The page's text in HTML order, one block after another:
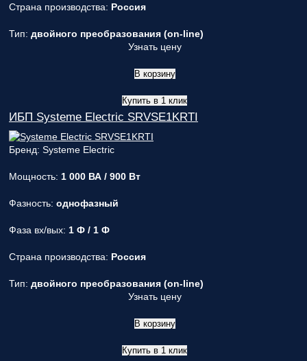
Страна производства: Россия
Тип: двойного преобразования (on-line)
Узнать цену
В корзину
Купить в 1 клик
ИБП Systeme Electric SRVSE1KRTI
Бренд: Systeme Electric
Мощность: 1 000 ВА / 900 Вт
Фазность: однофазный
Фаза вх/вых: 1 Ф / 1 Ф
Страна производства: Россия
Тип: двойного преобразования (on-line)
Узнать цену
В корзину
Купить в 1 клик